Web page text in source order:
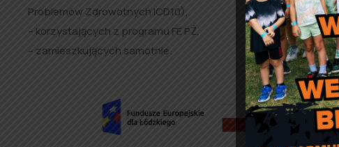
Problemów Zdrowotnych ICD10),
– korzystających z programu FE PŻ,
– zamieszkujących samotnie.